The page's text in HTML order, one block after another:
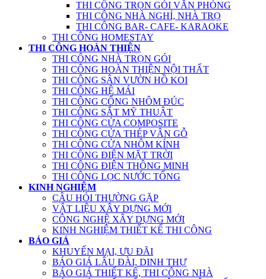
THI CÔNG TRỌN GÓI VĂN PHÒNG
THI CÔNG NHÀ NGHỈ, NHÀ TRỌ
THI CÔNG BAR- CAFE- KARAOKE
THI CÔNG HOMESTAY
THI CÔNG HOÀN THIỆN
THI CÔNG NHÀ TRỌN GÓI
THI CÔNG HOÀN THIỆN NỘI THẤT
THI CÔNG SÂN VƯỜN HỒ KOI
THI CÔNG HỆ MÁI
THI CÔNG CỔNG NHÔM ĐÚC
THI CÔNG SẮT MỸ THUẬT
THI CÔNG CỬA COMPOSITE
THI CÔNG CỬA THÉP VÂN GỖ
THI CÔNG CỬA NHÔM KÍNH
THI CÔNG ĐIỆN MẶT TRỜI
THI CÔNG ĐIỆN THÔNG MINH
THI CÔNG LỌC NƯỚC TỔNG
KINH NGHIỆM
CÂU HỎI THƯỜNG GẶP
VẬT LIỆU XÂY DỰNG MỚI
CÔNG NGHỆ XÂY DỰNG MỚI
KINH NGHIỆM THIẾT KẾ THI CÔNG
BÁO GIÁ
KHUYẾN MẠI, ƯU ĐÃI
BÁO GIÁ LÂU ĐÀI, DINH THỰ
BÁO GIÁ THIẾT KẾ, THI CÔNG NHÀ